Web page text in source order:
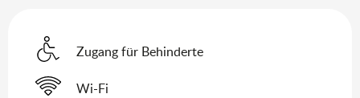
Zugang für Behinderte
Wi-Fi